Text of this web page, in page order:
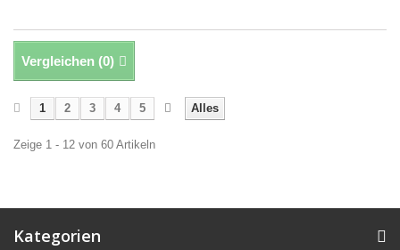
Vergleichen (0)
Alles
1 2 3 4 5
Zeige 1 - 12 von 60 Artikeln
Kategorien